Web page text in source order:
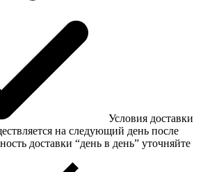
Условия доставки
на следующий день после
доставки “день в день” уточняйте